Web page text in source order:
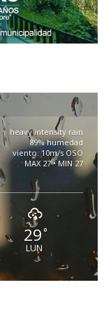
heavy intensity rain
89% humedad
viento: 10m/s OSO
MAX 27 • MIN 27
29°
LUN